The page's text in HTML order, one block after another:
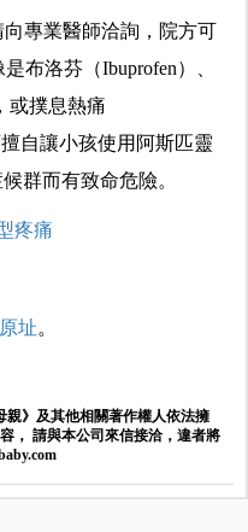
專業醫師洽詢，院方可
布洛芬（Ibuprofen）、
或撲息熱痛
擅自讓小孩使用阿斯匹靈
群而有致命危險。
疼痛
址。
》及其他相關著作權人依法擁
， 請與本公司來信接洽，違者將